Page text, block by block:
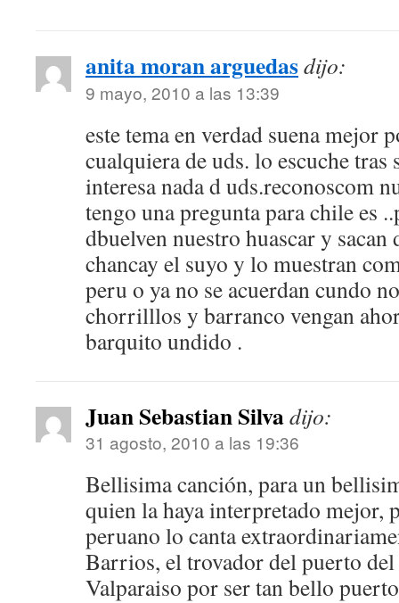
anita moran arguedasdijo:
9 mayo, 2010 a las 13:39
este tema en verdad suena mejor
cualquiera de uds. lo escuche
interesa nada d uds.reconoscom
tengo una pregunta para chile es
dbuelven nuestro huascar y
chancay el suyo y lo muestran
peru o ya no se acuerdan cundo
chorrilllos y barranco vengan
barquito undido .
Juan Sebastian Silvadijo:
31 agosto, 2010 a las 19:36
Bellisima canción, para un
quien la haya interpretado mejor,
peruano lo canta
Barrios, el trovador del puerto
Valparaiso por ser tan bello